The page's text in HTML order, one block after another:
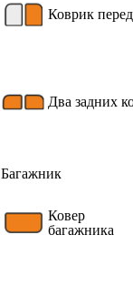
Коврик
Два задних
Багажник
Ковер
багажника